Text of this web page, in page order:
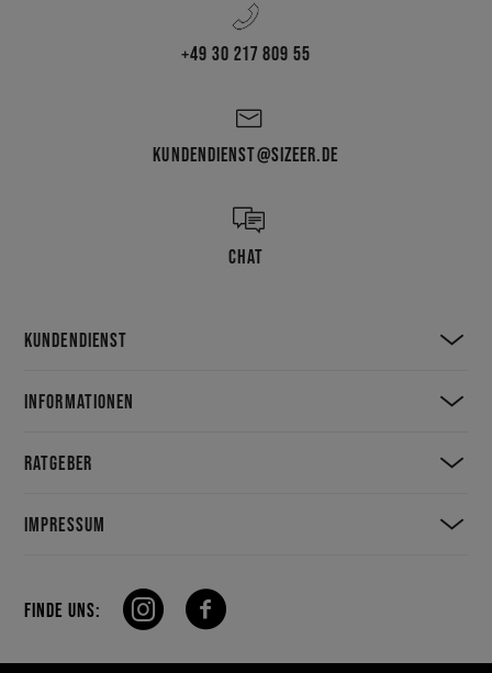
+49 30 217 809 55
KUNDENDIENST@SIZEER.DE
CHAT
KUNDENDIENST
INFORMATIONEN
RATGEBER
IMPRESSUM
FINDE UNS: